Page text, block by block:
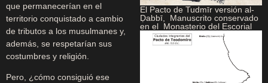
que permanecerían en el
territorio conquistado a cambio
de tributos a los musulmanes y,
además, se respetarían sus
costumbres y religión.
Pero, ¿cómo consiguió ese
El Pacto de Tudmīr versión al-
Ḍabbī, Manuscrito conservado
en el Monasterio del Escorial